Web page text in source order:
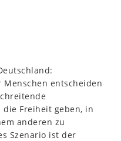
entscheiden
Freiheit geben, in
anderen zu
Szenario ist der